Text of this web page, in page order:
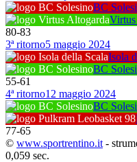
BC
80-83
3ª ritorno5 maggio 2024
Isola
BC
55-61
4ª ritorno12 maggio 2024
BC
77-65
© www.sportrentino.it -
0,059 sec.